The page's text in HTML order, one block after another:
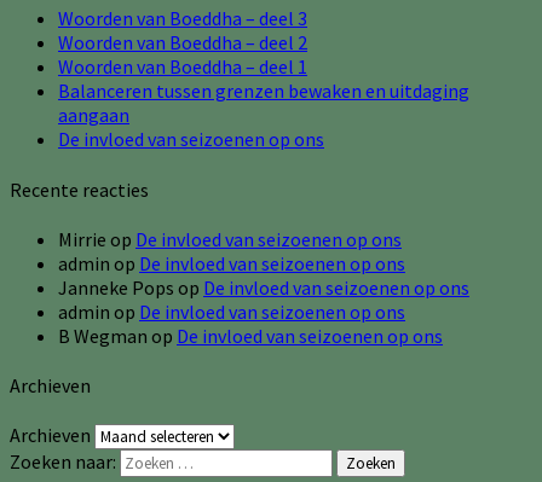
Woorden van Boeddha – deel 3
Woorden van Boeddha – deel 2
Woorden van Boeddha – deel 1
Balanceren tussen grenzen bewaken en uitdaging
aangaan
De invloed van seizoenen op ons
Recente reacties
Mirrie op De invloed van seizoenen op ons
admin op De invloed van seizoenen op ons
Janneke Pops op De invloed van seizoenen op ons
admin op De invloed van seizoenen op ons
B Wegman op De invloed van seizoenen op ons
Archieven
Archieven
Zoeken naar:
Zoeken